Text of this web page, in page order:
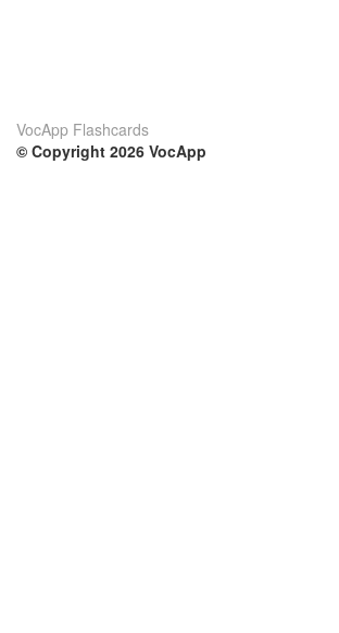
VocApp Flashcards
© Copyright 2026 VocApp